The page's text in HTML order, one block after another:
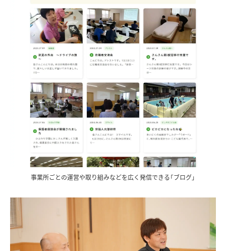
事業所ごとの運営や取り組みなどを広く発信できる「ブログ」